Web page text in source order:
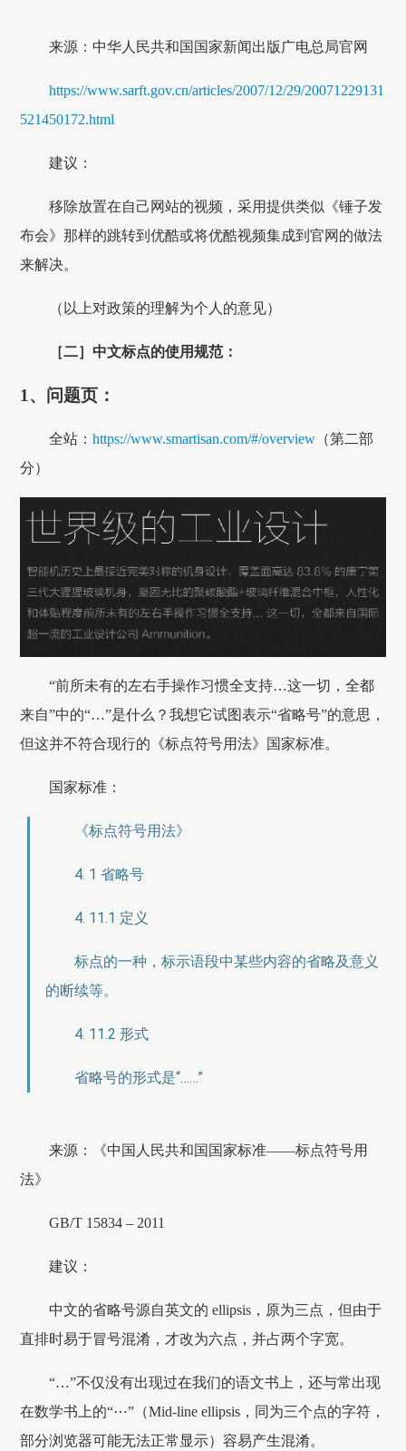
来源：中华人民共和国国家新闻出版广电总局官网
https://www.sarft.gov.cn/articles/2007/12/29/20071229131
521450172.html
建议：
移除放置在自己网站的视频，采用提供类似《锤子发
布会》那样的跳转到优酷或将优酷视频集成到官网的做法
来解决。
（以上对政策的理解为个人的意见）
［二］中文标点的使用规范：
1、问题页：
全站：https://www.smartisan.com/#/overview （第二部
分）
“前所未有的左右手操作习惯全支持…这一切，全都
来自”中的“…”是什么？我想它试图表示“省略号”的意思，
但这并不符合现行的《标点符号用法》国家标准。
国家标准：
《标点符号用法》
4. 1 省略号
4. 11.1 定义
标点的一种，标示语段中某些内容的省略及意义
的断续等。
4. 11.2 形式
省略号的形式是“……”
来源：《中国人民共和国国家标准——标点符号用
法》
GB/T 15834 – 2011
建议：
中文的省略号源自英文的 ellipsis，原为三点，但由于
直排时易于冒号混淆，才改为六点，并占两个字宽。
“…”不仅没有出现过在我们的语文书上，还与常出现
在数学书上的“⋯”（Mid-line ellipsis，同为三个点的字符，
部分浏览器可能无法正常显示）容易产生混淆。